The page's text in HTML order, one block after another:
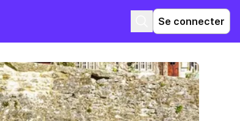
Se connecter